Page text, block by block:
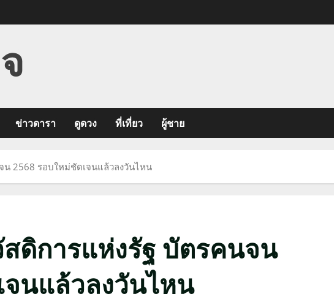
ข่าวดารา ดูดวง ที่เที่ยว ผู้ชาย
2568 รอบใหม่ชัดเจนแล้วลงวันไหน
ดิการแห่งรัฐ บัตรคนจน
จนแล้วลงวันไหน